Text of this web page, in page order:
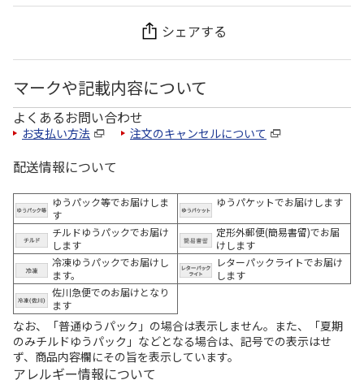
シェアする
マークや記載内容について
よくあるお問い合わせ
お支払い方法 注文のキャンセルについて
配送情報について
ゆうパック等でお届けしま
す
ゆうパケットでお届けします
チルドゆうパックでお届け
します
定形外郵便(簡易書留)でお届
けします
冷凍ゆうパックでお届けし
ます。
レターパックライトでお届け
します
佐川急便でのお届けとなり
ます
なお、「普通ゆうパック」の場合は表示しません。また、「夏期
のみチルドゆうパック」などとなる場合は、記号での表示はせ
ず、商品内容欄にその旨を表示しています。
アレルギー情報について